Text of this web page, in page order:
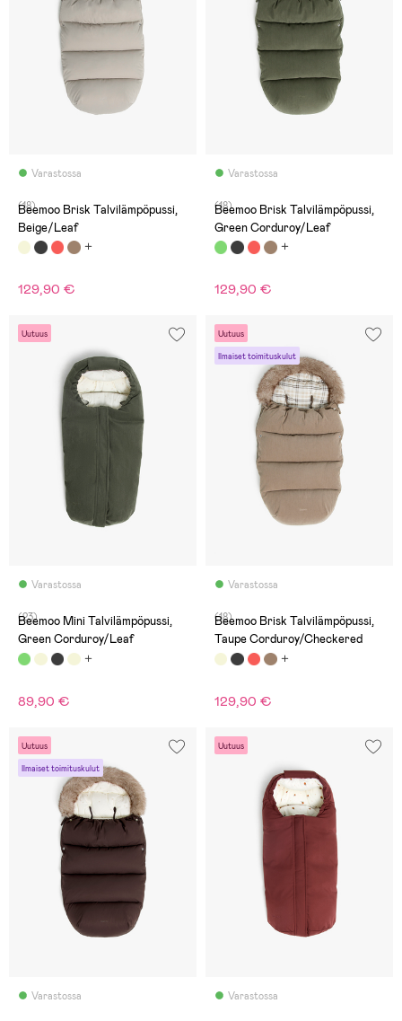
Varastossa
(18)
Beemoo Brisk Talvilämpöpussi,
Beige/Leaf
129,90 €
Varastossa
(18)
Beemoo Brisk Talvilämpöpussi,
Green Corduroy/Leaf
129,90 €
Uutuus
Varastossa
(23)
Beemoo Mini Talvilämpöpussi,
Green Corduroy/Leaf
89,90 €
Uutuus
Ilmaiset toimituskulut
Varastossa
(18)
Beemoo Brisk Talvilämpöpussi,
Taupe Corduroy/Checkered
129,90 €
Uutuus
Ilmaiset toimituskulut
Varastossa
Uutuus
Varastossa